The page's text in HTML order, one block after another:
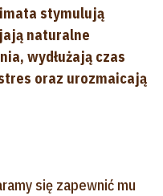
stymulują
naturalne
wydłużają czas
oraz urozmaicają
się zapewnić mu